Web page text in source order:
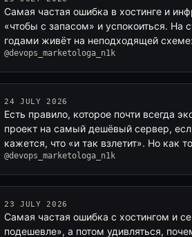
Самая частая ошибка в хостинге и
«чтобы с запасом» и успокоиться. На
годами живёт на неподходящей
@devops_marketologa_n1k
24 JULY 2026
Есть правило, которое почти всегда
проект на самый дешёвый сервер,
кажется, что «и так взлетит». Но как
@devops_marketologa_n1k
23 JULY 2026
Самая частая ошибка с хостингом и
подешевле», а потом удивляться,